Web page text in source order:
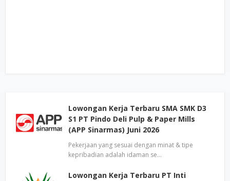
Lowongan Kerja Terbaru SMA SMK D3
S1 PT Pindo Deli Pulp & Paper Mills
(APP Sinarmas) Juni 2026
Pekerjaan yang sesuai dengan minat & tipe
kepribadian adalah idaman se…
Lowongan Kerja Terbaru PT Inti